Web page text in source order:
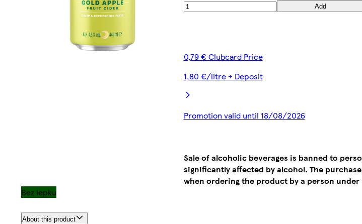
Add
0,79 € Clubcard Price
1,80 €/litre + Deposit
Promotion valid until 18/08/2026
Sale of alcoholic beverages is banned to
significantly affected by alcohol. The
when ordering the product by a person under
Bez lepku
About this product